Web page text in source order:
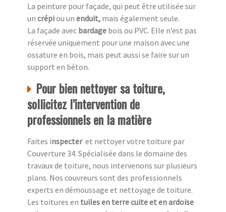
La peinture pour façade, qui peut être utilisée sur
un crépiou un enduit, mais également seule.
La façade avec bardage bois ou PVC. Elle n’est pas
réservée uniquement pour une maison avec une
ossature en bois, mais peut aussi se faire sur un
support en béton.
Pour bien nettoyer sa toiture,
sollicitez l’intervention de
professionnels en la matière
Faites inspecter et nettoyer votre toiture par
Couverture 34. Spécialisée dans le domaine des
travaux de toiture, nous intervenons sur plusieurs
plans. Nos couvreurs sont des professionnels
experts en démoussage et nettoyage de toiture.
Les toitures en tuiles en terre cuite et en ardoise